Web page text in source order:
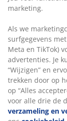
marketing.
Als we
surfgegevens
Meta en TikTok)
advertenties. Je
“Wijzigen” en
trekken door op
op “Alles
voor alle drie de
verzameling en